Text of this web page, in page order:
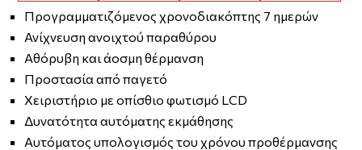
Προγραμματιζόμενος χρονοδιακόπτης 7 ημερών
Ανίχνευση ανοιχτού παραθύρου
Αθόρυβη και άοσμη θέρμανση
Προστασία από παγετό
Χειριστήριο με οπίσθιο φωτισμό LCD
Δυνατότητα αυτόματης εκμάθησης
Αυτόματος υπολογισμός του χρόνου προθέρμανσης